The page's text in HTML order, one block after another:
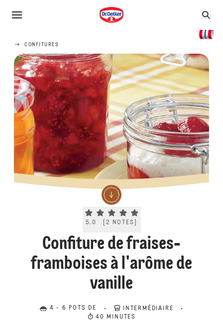
CONFITURES
Current rating 5.0. Click to rate.
5.0 2 NOTES
Confiture de fraises-
framboises à l'arôme de
vanille
4 - 6 POTS DE
INTERMÉDIAIRE
40 MINUTES